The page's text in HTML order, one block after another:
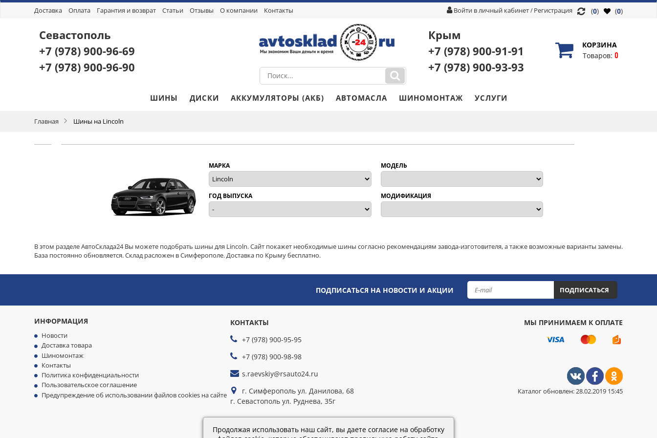
Доставка Оплата Гарантия и возврат Статьи Отзывы О компании Контакты Войти в личный кабинет/ Регистрация (0)
(0)
Севастополь
+7 (978) 900-96-69
+7 (978) 900-96-90
Крым
+7 (978)900-91-91
+7 (978)900-93-93
КОРЗИНА
Товаров: 0
ШИНЫ ДИСКИ АККУМУЛЯТОРЫ (АКБ) АВТОМАСЛА ШИНОМОНТАЖ УСЛУГИ
Главная Шины на Lincoln
МАРКА МОДЕЛЬ
ГОД ВЫПУСКА МОДИФИКАЦИЯ
В этом разделе АвтоСклада24 Вы можете подобрать шины для Lincoln. Сайт покажет необходимые шины согласно рекомендациям завода-изготовителя, а также возможные варианты замены.
База постоянно обновляется. Склад расложен в Симферополе. Доставка по Крыму бесплатно.
ПОДПИСАТЬСЯ НА НОВОСТИ И АКЦИИ ПОДПИСАТЬСЯ
ИНФОРМАЦИЯ
Новости
Доставка товара
Шиномонтаж
Контакты
Политика конфиденциальности
Пользовательское соглашение
Предупреждение об использовании файлов cookies на сайте
КОНТАКТЫ
+7 (978) 900-95-95
+7 (978) 900-98-98
s.raevskiy@rsauto24.ru
г. Симферополь ул. Данилова, 68
г. Севастополь ул. Руднева, 35г
Время работы: пн-пт 9:00–18:00; сб 9:00–16:00
МЫ ПРИНИМАЕМ К ОПЛАТЕ
Каталог обновлен: 28.02.2019 15:45
Продолжая использовать наш сайт, вы даете согласие на обработку